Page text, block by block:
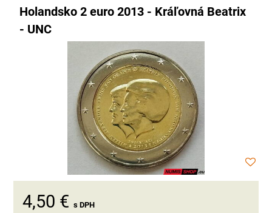
Holandsko 2 euro 2013 - Kráľovná Beatrix
- UNC
4,50 € s DPH